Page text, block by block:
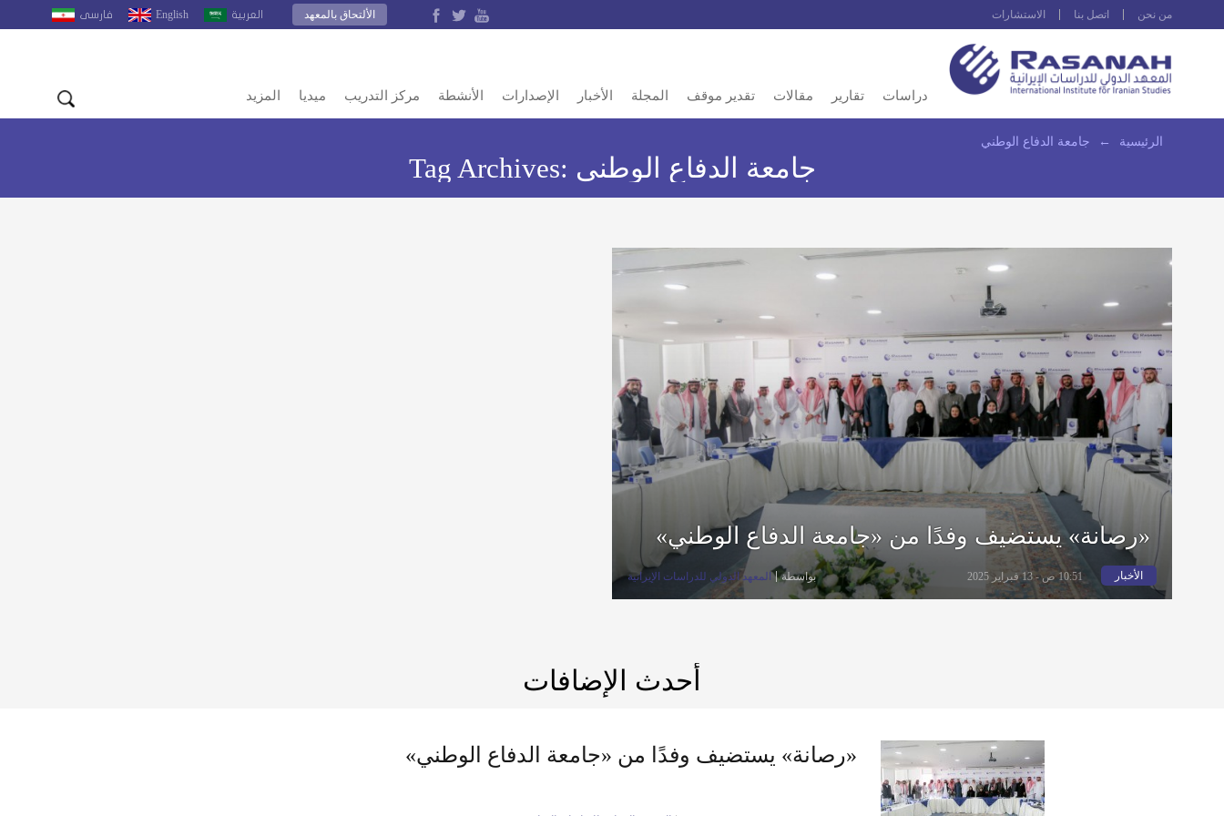
من نحن اتصل بنا الاستشارات العربية English فارسى الألتحاق بالمعهد
دراسات تقارير مقالات تقدير موقف المجلة الأخبار الإصدارات الأنشطة مركز التدريب ميديا المزيد
الرئيسية ← جامعة الدفاع الوطني
Tag Archives: جامعة الدفاع الوطني
«رصانة» يستضيف وفدًا من «جامعة الدفاع الوطني»
الأخبار 10:51 ص - 13 فبراير 2025 بواسطة المعهد الدولي للدراسات الإيرانية
أحدث الإضافات
«رصانة» يستضيف وفدًا من «جامعة الدفاع الوطني»